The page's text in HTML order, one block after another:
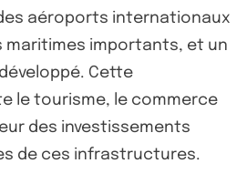
aéroports internationaux
maritimes importants, et un
Cette
le tourisme, le commerce
des investissements
de ces infrastructures.